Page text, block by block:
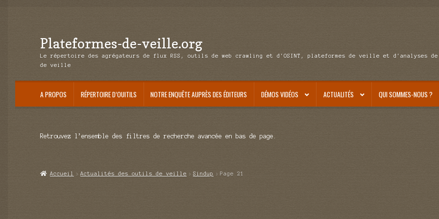
Aller
à
Aller
au
Plateformes-de-veille.org
Le répertoire des agrégateurs de flux RSS, outils de web crawling et d'OSINT, plateformes de veille et d'analyses de
de veille
A PROPOS RÉPERTOIRE D’OUITILS NOTRE ENQUÊTE AUPRÈS DES ÉDITEURS DÉMOS VIDÉOS ACTUALITÉS QUI SOMMES-NOUS ?
Retrouvez l’ensemble des filtres de recherche avancée en bas de page.
Accueil Actualités des outils de veille Sindup Page 21